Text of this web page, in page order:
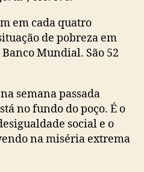
em cada quatro
de pobreza em
Mundial. São 52
semana passada
no fundo do poço. É o
social e o
na miséria extrema